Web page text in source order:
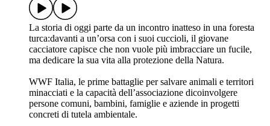
La storia di oggi parte da un incontro inatteso in una foresta
turca:davanti a un’orsa con i suoi cuccioli, il giovane
cacciatore capisce che non vuole più imbracciare un fucile,
ma dedicare la sua vita alla protezione della Natura.
WWF Italia, le prime battaglie per salvare animali e territori
minacciati e la capacità dell’associazione dicoinvolgere
persone comuni, bambini, famiglie e aziende in progetti
concreti di tutela ambientale.